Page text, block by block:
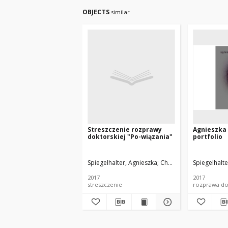
OBJECTS similar
Streszczenie rozprawy
doktorskiej "Po-wiązania"
Spiegelhalter, Agnieszka Chorążyczewska,
2017
streszczenie
portfolio
2017
rozprawa